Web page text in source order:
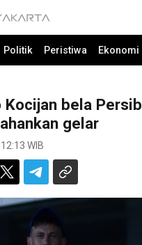
Politik Peristiwa Ekonomi
Kocijan bela Persib
gelar
WIB